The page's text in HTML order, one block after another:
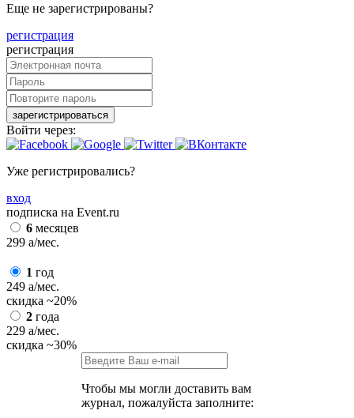
Еще не зарегистрированы?
регистрация
регистрация
зарегистрироваться
Войти через:
Уже регистрировались?
вход
подписка на Event.ru
6 месяцев
299 a/мес.
1 год
249 a/мес.
скидка ~20%
2 года
229 a/мес.
скидка ~30%
Чтобы мы могли доставить вам
журнал, пожалуйста заполните: